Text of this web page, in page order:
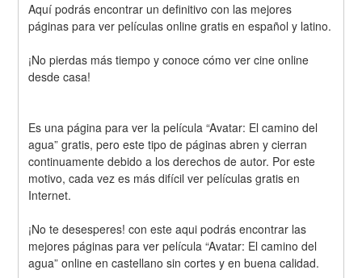
Aquí podrás encontrar un definitivo con las mejores
páginas para ver películas online gratis en español y latino.
¡No pierdas más tiempo y conoce cómo ver cine online
desde casa!
Es una página para ver la película “Avatar: El camino del
agua” gratis, pero este tipo de páginas abren y cierran
continuamente debido a los derechos de autor. Por este
motivo, cada vez es más difícil ver películas gratis en
Internet.
¡No te desesperes! con este aqui podrás encontrar las
mejores páginas para ver película “Avatar: El camino del
agua” online en castellano sin cortes y en buena calidad.